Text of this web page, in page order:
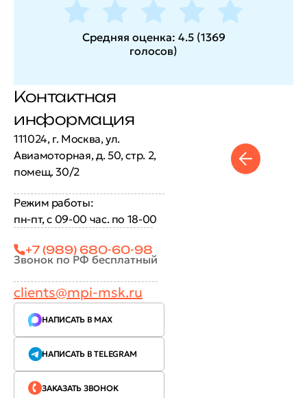
Средняя оценка: 4.5(1369
голосов)
Контактная
информация
111024, г. Москва, ул.
Авиамоторная, д. 50, стр. 2,
помещ. 30/2
Режим работы:
пн-пт, с 09-00 час. по 18-00
+7 (989) 680-60-98
Звонок по РФ бесплатный
clients@mpi-msk.ru
НАПИСАТЬ В MAX
НАПИСАТЬ В TELEGRAM
ЗАКАЗАТЬ ЗВОНОК